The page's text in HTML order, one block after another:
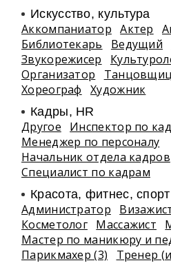
Искусство, культура
Аккомпаниатор Актер
Библиотекарь
Ведущий
Звукорежисер
Организатор
Хореограф
Художник
Кадры, HR
Другое
Инспектор по
Менеджер по персоналу
Начальник отдела кадров
Специалист по кадрам
Красота, фитнес, спорт
Администратор
Косметолог Массажист
Мастер по маникюру и
Парикмахер (3)
Тренер